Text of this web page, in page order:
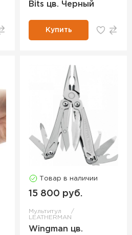
Bits цв. Черный
Купить
Товар в наличии
15 800 руб.
Мультитул
LEATHERMAN
Wingman цв.